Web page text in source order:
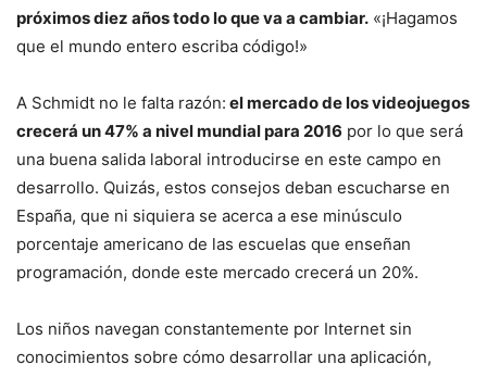
próximos diez años todo lo que va a cambiar. «¡Hagamos
que el mundo entero escriba código!»
A Schmidt no le falta razón: el mercado de los videojuegos
crecerá un 47% a nivel mundial para 2016 por lo que será
una buena salida laboral introducirse en este campo en
desarrollo. Quizás, estos consejos deban escucharse en
España, que ni siquiera se acerca a ese minúsculo
porcentaje americano de las escuelas que enseñan
programación, donde este mercado crecerá un 20%.
Los niños navegan constantemente por Internet sin
conocimientos sobre cómo desarrollar una aplicación,